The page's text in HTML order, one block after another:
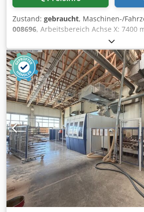
gefallen“) auf der Grundlage von
beschreibendem Charakter verkauft
Käufer hat das Recht, die Ware vor
inspizieren, und übernimmt die
Installation, die Sicherung und die
am Bestimmungsort. Externe
Zustand: gebraucht, Maschinen-/
008696, Arbeitsbereich Achse X: 7400
Achse Y: 2250 mm Arbeitsebene:
Haupt-Spindel: 15 KW Dcsdpfx
kontrollierte Achsen: 5 Achsen Anzahl